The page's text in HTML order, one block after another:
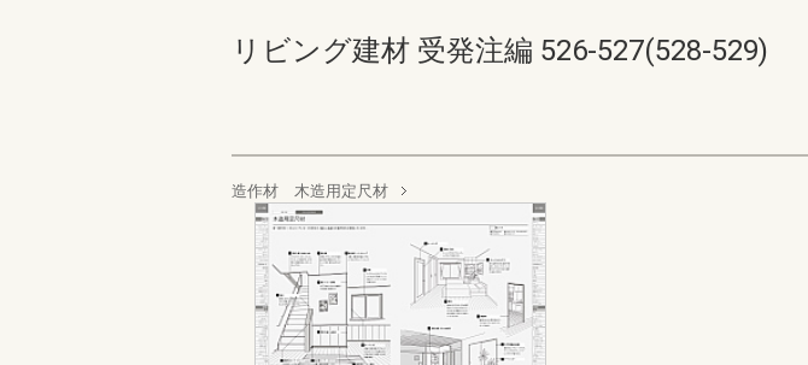
リビング建材 受発注編 526-527(528-529)
造作材 木造用定尺材